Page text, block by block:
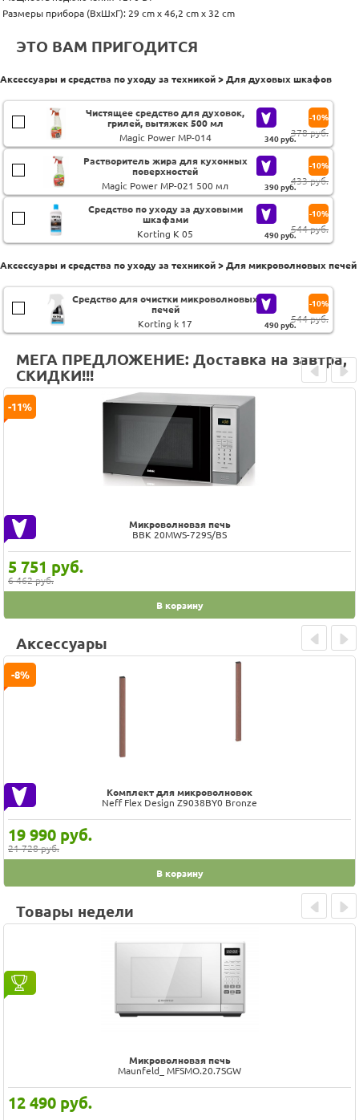
Размеры прибора (ВхШхГ): 29 cm x 46,2 cm х 32 cm
ЭТО ВАМ ПРИГОДИТСЯ
Аксессуары и средства по уходу за техникой > Для духовых шкафов
Чистящее средство для духовок,
грилей, вытяжек 500 мл
Magic Power MP-014
340руб.
378 руб.
-10%
Растворитель жира для кухонных
поверхностей
Magic Power MP-021 500 мл
390руб.
433 руб.
-10%
Средство по уходу за духовыми
шкафами
Korting K 05
490руб.
544 руб.
-10%
Аксессуары и средства по уходу за техникой > Для микроволновых печей
Средство для очистки микроволновых
печей
Korting k 17
490руб.
544 руб.
-10%
МЕГА ПРЕДЛОЖЕНИЕ: Доставка на завтра,
СКИДКИ!!!
Микроволновая печь
BBK 20MWS-729S/BS
5 751 руб.
6 462 руб.
-11%
В корзину
Prev Next
Аксессуары
Комплект для микроволновок
Neff Flex Design Z9038BY0 Bronze
19 990 руб.
21 728 руб.
-8%
В корзину
Prev Next
Товары недели
Микроволновая печь
Maunfeld_ MFSMO.20.7SGW
12 490 руб.
Prev Next